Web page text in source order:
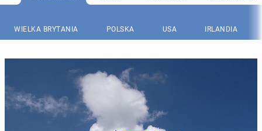
WIELKA BRYTANIA POLSKA USA IRLANDIA